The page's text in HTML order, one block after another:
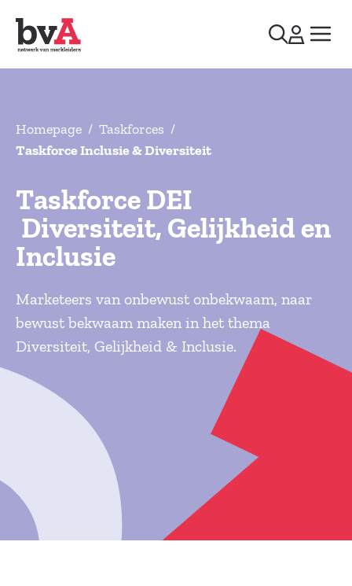
Homepage / Taskforces /
Taskforce Inclusie & Diversiteit
Taskforce DEI
­ Diversiteit, Gelijkheid en
Inclusie
Marketeers van onbewust onbekwaam, naar
bewust bekwaam maken in het thema
Diversiteit, Gelijkheid & Inclusie.